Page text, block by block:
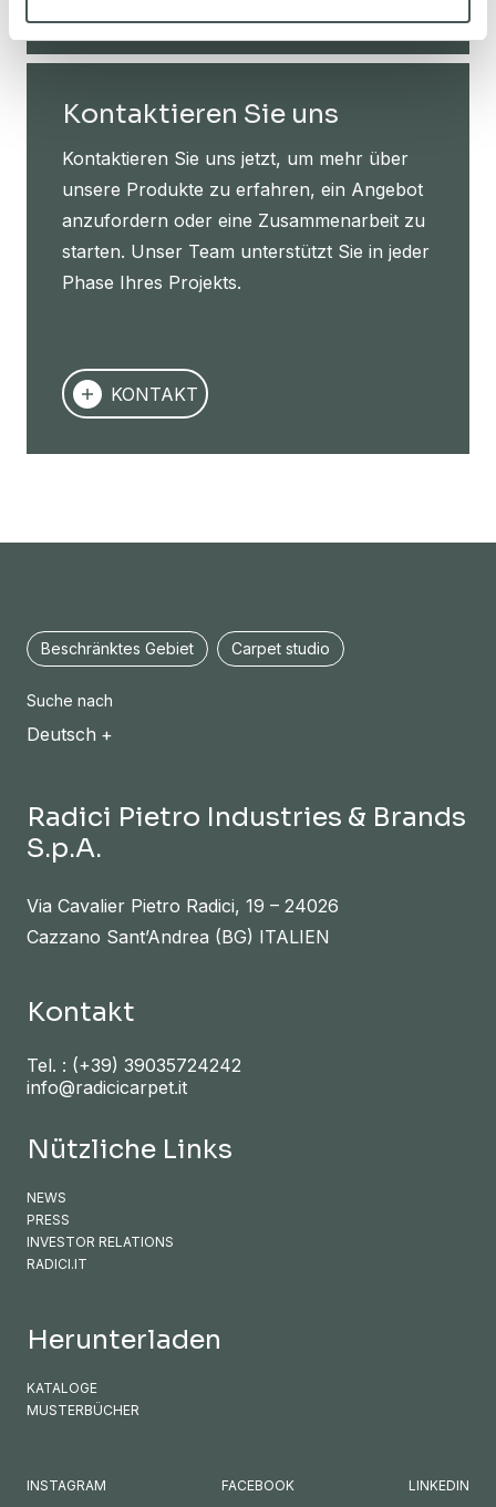
Kontaktieren Sie uns
Kontaktieren Sie uns jetzt, um mehr über
unsere Produkte zu erfahren, ein Angebot
anzufordern oder eine Zusammenarbeit zu
starten. Unser Team unterstützt Sie in jeder
Phase Ihres Projekts.
KONTAKT
Beschränktes Gebiet Carpet studio
Suche nach
Deutsch
Radici Pietro Industries & Brands
S.p.A.
Via Cavalier Pietro Radici, 19 – 24026
Cazzano Sant’Andrea (BG) ITALIEN
Kontakt
Tel. : (+39) 39035724242
info@radicicarpet.it
Nützliche Links
NEWS
PRESS
INVESTOR RELATIONS
RADICI.IT
Herunterladen
KATALOGE
MUSTERBÜCHER
INSTAGRAM FACEBOOK LINKEDIN